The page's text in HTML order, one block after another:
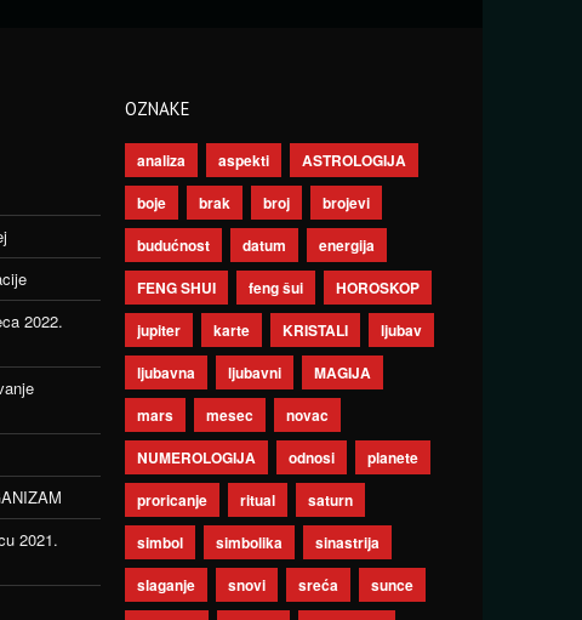
2022.
2021.
OZNAKE
analiza aspekti
ASTROLOGIJA
boje
brak broj
brojevi
budućnost
datum
energija
FENG SHUI
feng šui
HOROSKOP
jupiter
karte KRISTALI
ljubav
ljubavna
ljubavni
MAGIJA
mars
mesec
novac
NUMEROLOGIJA
odnosi
planete
proricanje
ritual
saturn
simbol
simbolika
sinastrija
slaganje
snovi sreća
sunce